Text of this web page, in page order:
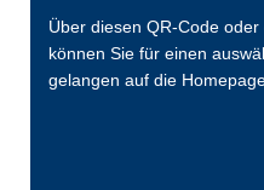
Über diesen QR-Code
können Sie für einen
gelangen auf die